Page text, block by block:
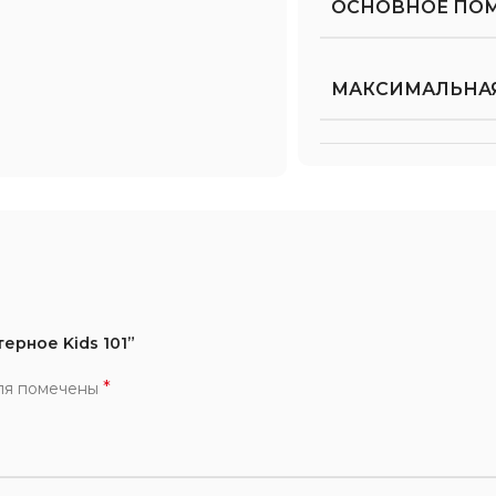
ОСНОВНОЕ
Kids 101”
помечены *